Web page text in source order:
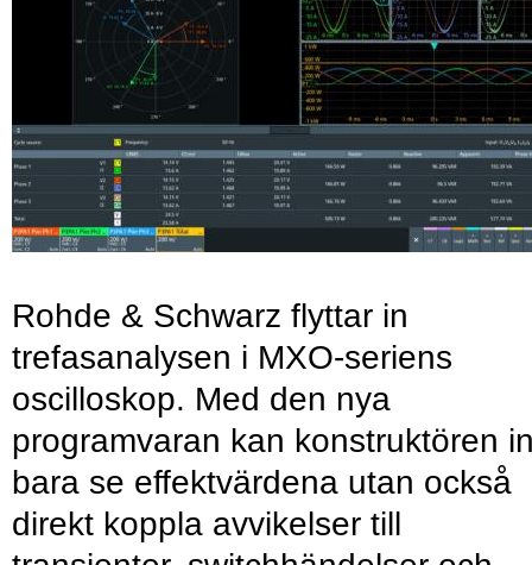
Rohde & Schwarz flyttar in
trefasanalysen i MXO-seriens
oscilloskop. Med den nya
programvaran kan konstruktören
bara se effektvärdena utan också
direkt koppla avvikelser till